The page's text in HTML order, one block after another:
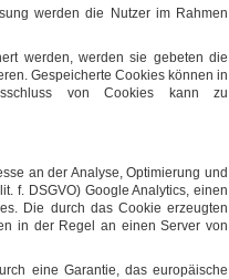
werden die Nutzer im Rahmen
werden, werden sie gebeten die
Gespeicherte Cookies können in
von Cookies kann zu
an der Analyse, Optimierung und
f. DSGVO) Google Analytics, einen
Die durch das Cookie erzeugten
in der Regel an einen Server von
eine Garantie, das europäische